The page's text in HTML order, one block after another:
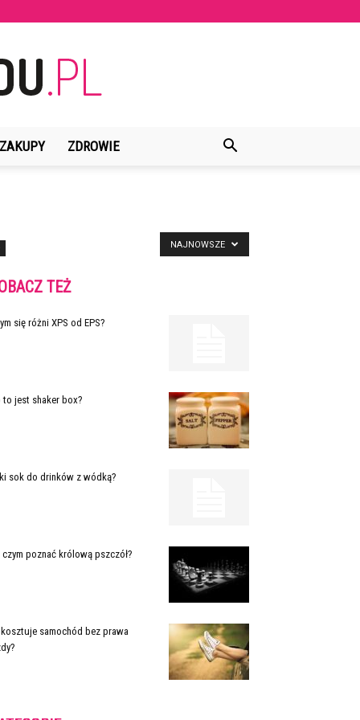
ZAKUPY ZDROWIE
NAJNOWSZE
TEŻ
się różni XPS od EPS?
to jest shaker box?
sok do drinków z wódką?
czym poznać królową pszczół?
samochód bez prawa